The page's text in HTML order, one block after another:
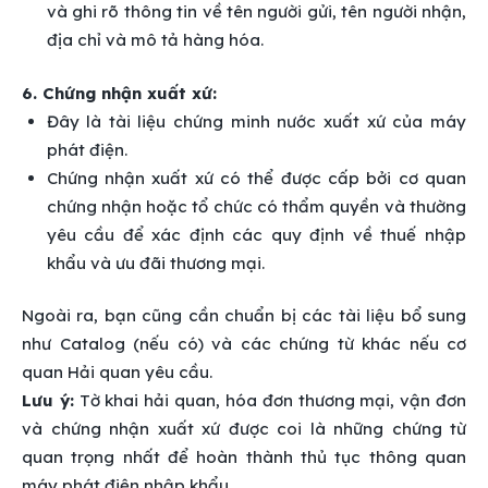
và ghi rõ thông tin về tên người gửi, tên người nhận,
địa chỉ và mô tả hàng hóa.
6. Chứng nhận xuất xứ:
Đây là tài liệu chứng minh nước xuất xứ của máy
phát điện.
Chứng nhận xuất xứ có thể được cấp bởi cơ quan
chứng nhận hoặc tổ chức có thẩm quyền và thường
yêu cầu để xác định các quy định về thuế nhập
khẩu và ưu đãi thương mại.
Ngoài ra, bạn cũng cần chuẩn bị các tài liệu bổ sung
như Catalog (nếu có) và các chứng từ khác nếu cơ
quan Hải quan yêu cầu.
Lưu ý:Tờ khai hải quan, hóa đơn thương mại, vận đơn
và chứng nhận xuất xứ được coi là những chứng từ
quan trọng nhất để hoàn thành thủ tục thông quan